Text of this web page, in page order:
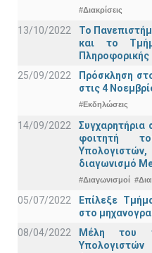
#Διακρίσεις
13/10/2022
Το
και το
Πληροφορικής
25/09/2022
Πρόσκληση
στις 4
#Εκδηλώσεις
14/09/2022
Συγχαρητήρια
φοιτητή
διαγωνισμό
#Διαγωνισμοί
05/07/2022
Επίλεξε
στο
08/04/2022
Μέλη του
Υπολογιστών